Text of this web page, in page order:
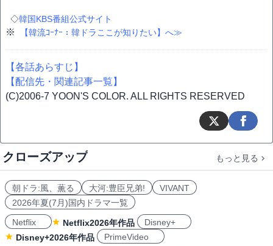
◇韓国KBS番組公式サイト
※ 【韓流ｺｰﾅｰ：韓ドラここが知りたい】へ≫
【各話あらすじ】
【配信先・関連記事一覧】
(C)2006-7 YOON'S COLOR. ALL RIGHTS RESERVED
クローズアップ もっと見る
朝ドラ:風、薫る 大河:豊臣兄弟!
VIVANT
2026年夏(7月)国内ドラマ一覧
Netflix
Netflix2026年作品
Disney+
Disney+2026年作品
PrimeVideo